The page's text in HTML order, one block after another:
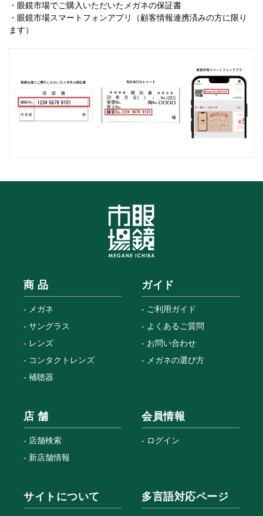
・眼鏡市場でご購入いただいたメガネの保証書
・眼鏡市場スマートフォンアプリ（顧客情報連携済みの方に限り
ます）
商 品
メガネ
サングラス
レンズ
コンタクトレンズ
補聴器
ガイド
ご利用ガイド
よくあるご質問
お問い合わせ
メガネの選び方
店 舗
店舗検索
新店舗情報
会員情報
ログイン
サイトについて 多言語対応ページ